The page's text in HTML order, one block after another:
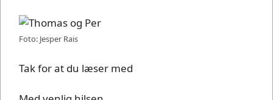
Foto: Jesper Rais
Tak for at du læser med